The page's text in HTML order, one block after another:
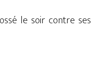
le soir contre ses